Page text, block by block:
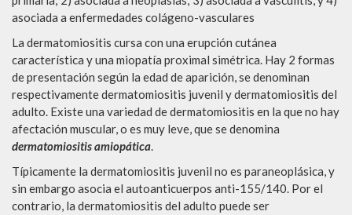
asociada a enfermedades colágeno-vasculares
La dermatomiositis cursa con una erupción cutánea
característica y una miopatía proximal simétrica. Hay 2 formas
de presentación según la edad de aparición, se denominan
respectivamente dermatomiositis juvenil y dermatomiositis del
adulto. Existe una variedad de dermatomiositis en la que no hay
afectación muscular, o es muy leve, que se denomina
dermatomiositis amiopática.
Típicamente la dermatomiositis juvenil no es paraneoplásica, y
sin embargo asocia el autoanticuerpos anti-155/140. Por el
contrario, la dermatomiositis del adulto puede ser